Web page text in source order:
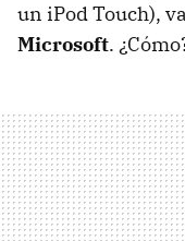
un iPod Touch),
Microsoft.